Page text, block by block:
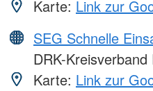
Karte: Link zur
SEG Schnelle
DRK-
Karte: Link zur